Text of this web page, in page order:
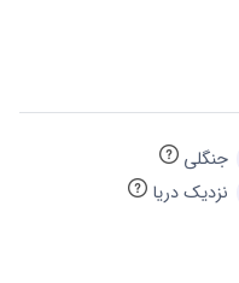
جنگلی
نزدیک دریا